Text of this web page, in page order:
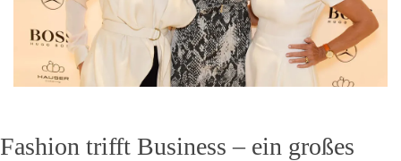
Fashion trifft Business – ein großes